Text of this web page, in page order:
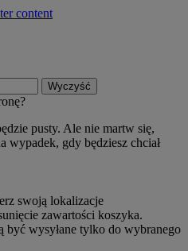
content
Wyczyść
pusty. Ale nie martw się,
wypadek, gdy będziesz chciał
swoją lokalizacje
zawartości koszyka.
być wysyłane tylko do wybranego